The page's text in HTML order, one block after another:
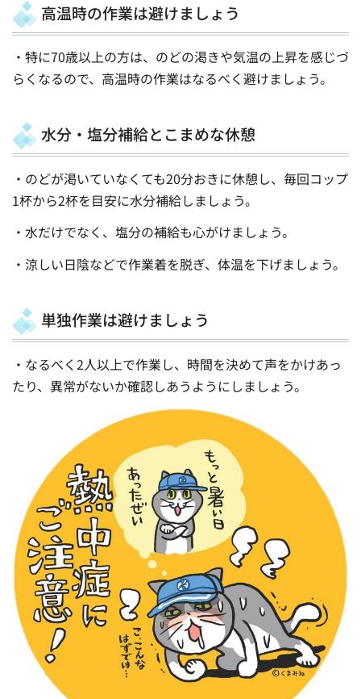
高温時の作業は避けましょう
・特に70歳以上の方は、のどの渇きや気温の上昇を感じづ
らくなるので、高温時の作業はなるべく避けましょう。
水分・塩分補給とこまめな休憩
・のどが渇いていなくても20分おきに休憩し、毎回コップ
1杯から2杯を目安に水分補給しましょう。
・水だけでなく、塩分の補給も心がけましょう。
・涼しい日陰などで作業着を脱ぎ、体温を下げましょう。
単独作業は避けましょう
・なるべく2人以上で作業し、時間を決めて声をかけあっ
たり、異常がないか確認しあうようにしましょう。